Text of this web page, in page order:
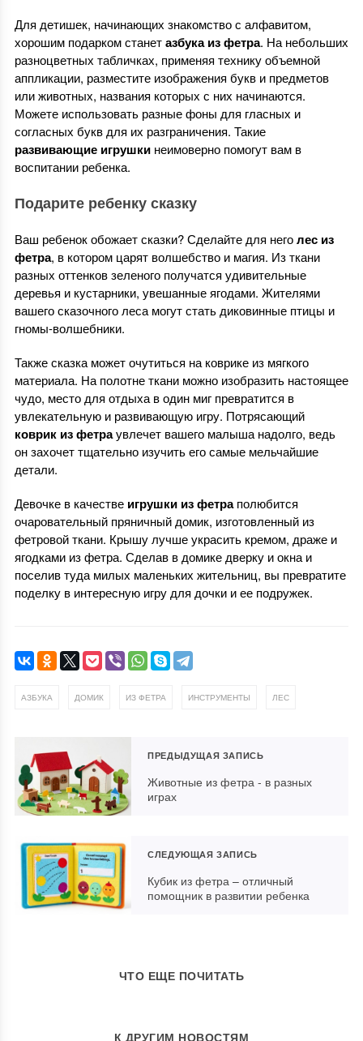
Для детишек, начинающих знакомство с алфавитом,
хорошим подарком станетазбука из фетра. На небольших
разноцветных табличках, применяя технику объемной
аппликации, разместите изображения букв и предметов
или животных, названия которых с них начинаются.
Можете использовать разные фоны для гласных и
согласных букв для их разграничения. Такие
развивающие игрушкинеимоверно помогут вам в
воспитании ребенка.
Подарите ребенку сказку
Ваш ребенок обожает сказки? Сделайте для неголес из
фетра, в котором царят волшебство и магия. Из ткани
разных оттенков зеленого получатся удивительные
деревья и кустарники, увешанные ягодами. Жителями
вашего сказочного леса могут стать диковинные птицы и
гномы-волшебники.
Также сказка может очутиться на коврике из мягкого
материала. На полотне ткани можно изобразить настоящее
чудо, место для отдыха в один миг превратится в
увлекательную и развивающую игру. Потрясающий
коврик из фетраувлечет вашего малыша надолго, ведь
он захочет тщательно изучить его самые мельчайшие
детали.
Девочке в качестве игрушки из фетраполюбится
очаровательный пряничный домик, изготовленный из
фетровой ткани. Крышу лучше украсить кремом, драже и
ягодками из фетра. Сделав в домике дверку и окна и
поселив туда милых маленьких жительниц, вы превратите
поделку в интересную игру для дочки и ее подружек.
АЗБУКА ДОМИК ИЗ ФЕТРА ИНСТРУМЕНТЫ ЛЕС
ПРЕДЫДУЩАЯ ЗАПИСЬ
Животные из фетра - в разных
играх
СЛЕДУЮЩАЯ ЗАПИСЬ
Кубик из фетра – отличный
помощник в развитии ребенка
ЧТО ЕЩЕ ПОЧИТАТЬ
К ДРУГИМ НОВОСТЯМ